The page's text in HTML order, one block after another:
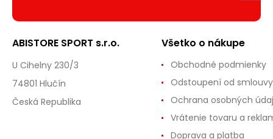
ABISTORE SPORT s.r.o.
U Cihelny 230/3
74801 Hlučín
Česká Republika
Všetko o nákupe
Obchodné podmienky
Odstoupení od smlouvy
Ochrana osobných
Vrátenie tovaru a
Doprava a platba